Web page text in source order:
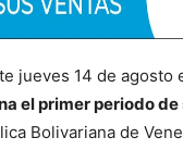
jueves 14 de
el primer periodo
Bolivariana de